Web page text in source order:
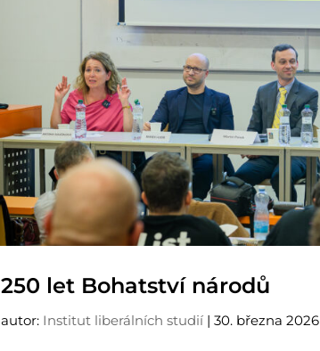
250 let Bohatství národů
autor: Institut liberálních studií |30. března 2026